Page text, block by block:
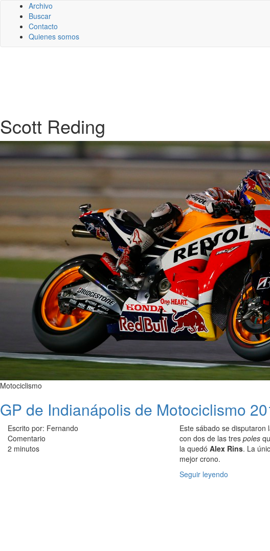
Archivo
Buscar
Contacto
Quienes somos
Scott Reding
Motociclismo
GP de Indianápolis de Motociclismo
Escrito por: Fernando
Comentario
2 minutos
Este sábado se disputaron
con dos de las tres poles
la quedó Alex Rins. La
mejor crono.
Seguir leyendo